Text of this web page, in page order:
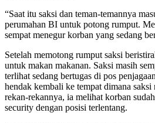
“Saat itu saksi dan teman-temannya
perumahan BI untuk potong rumput.
sempat menegur korban yang sedang
Setelah memotong rumput saksi
untuk makan makanan. Saksi masih
terlihat sedang bertugas di pos
hendak kembali ke tempat dimana saksi
rekan-rekannya, ia melihat korban
security dengan posisi terlentang.